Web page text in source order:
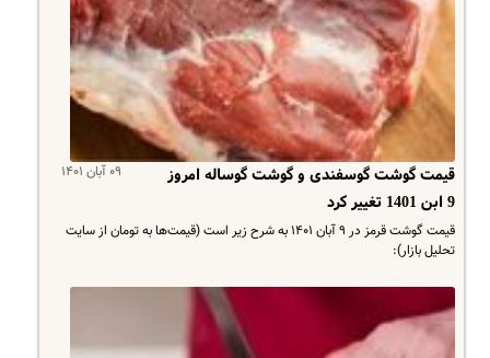
۰۹ آبان ۱۴۰۱
قیمت گوشت گوسفندی و گوشت گوساله امروز
9 ابن 1401 تغییر کرد
قیمت گوشت قرمز در ۹ آبان ۱۴۰۱ به شرح زیر است (قیمت‌ها به تومان از سایت
تحلیل بازار):